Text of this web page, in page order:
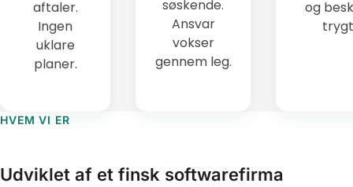
aftaler.
Ingen
uklare
planer.
søskende.
Ansvar
vokser
gennem leg.
og
HVEM VI ER
Udviklet af et finsk softwarefirma